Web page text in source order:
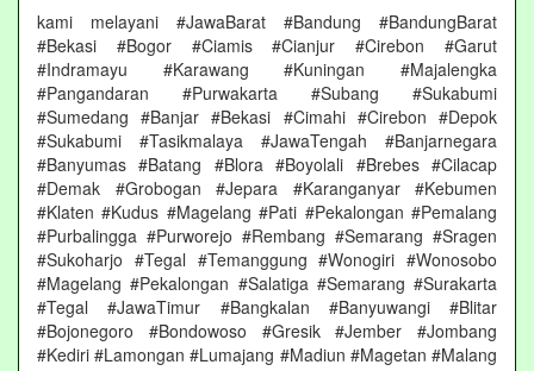
kami melayani #JawaBarat #Bandung #BandungBarat
#Bekasi #Bogor #Ciamis #Cianjur #Cirebon #Garut
#Indramayu #Karawang #Kuningan #Majalengka
#Pangandaran #Purwakarta #Subang #Sukabumi
#Sumedang #Banjar #Bekasi #Cimahi #Cirebon #Depok
#Sukabumi #Tasikmalaya #JawaTengah #Banjarnegara
#Banyumas #Batang #Blora #Boyolali #Brebes #Cilacap
#Demak #Grobogan #Jepara #Karanganyar #Kebumen
#Klaten #Kudus #Magelang #Pati #Pekalongan #Pemalang
#Purbalingga #Purworejo #Rembang #Semarang #Sragen
#Sukoharjo #Tegal #Temanggung #Wonogiri #Wonosobo
#Magelang #Pekalongan #Salatiga #Semarang #Surakarta
#Tegal #JawaTimur #Bangkalan #Banyuwangi #Blitar
#Bojonegoro #Bondowoso #Gresik #Jember #Jombang
#Kediri #Lamongan #Lumajang #Madiun #Magetan #Malang